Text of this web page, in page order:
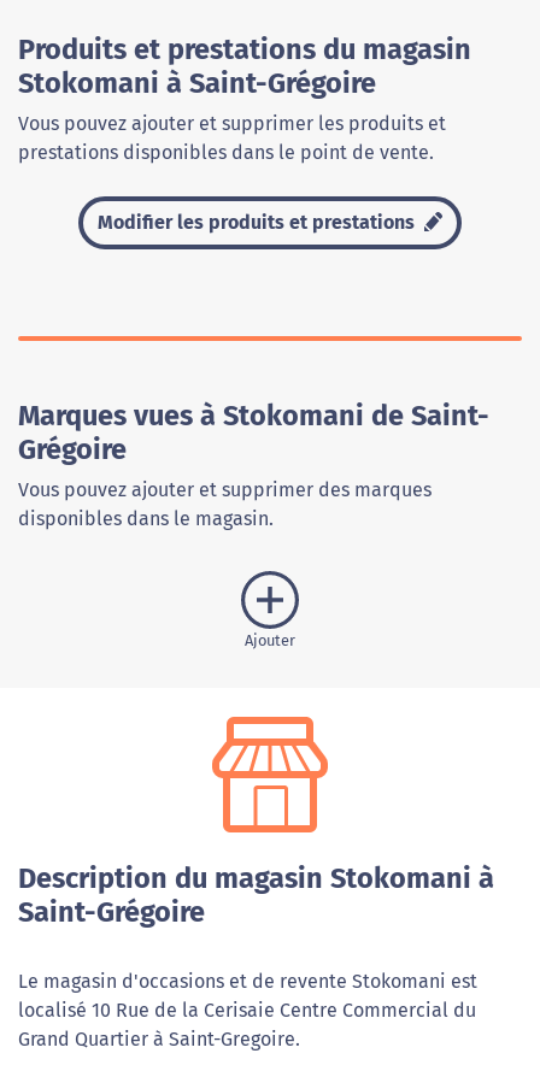
Produits et prestations du magasin
Stokomani à Saint-Grégoire
Vous pouvez ajouter et supprimer les produits et
prestations disponibles dans le point de vente.
Modifier les produits et prestations
Marques vues à Stokomani de Saint-
Grégoire
Vous pouvez ajouter et supprimer des marques
disponibles dans le magasin.
Ajouter
Description du magasin Stokomani à
Saint-Grégoire
Le magasin d'occasions et de revente Stokomani est
localisé 10 Rue de la Cerisaie Centre Commercial du
Grand Quartier à Saint-Gregoire.